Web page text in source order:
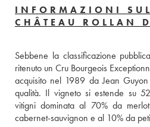
INFORMAZIONI
CHÂTEAU ROLLAN
Sebbene la classificazione
ritenuto un Cru Bourgeois
acquisito nel 1989 da Jean
qualità. Il vigneto si estende su
vitigni dominata al 70% da
cabernet-sauvignon e al 10% da